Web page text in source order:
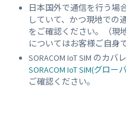
日本国外で通信を行う場
していて、かつ現地での
をご確認ください。（現
についてはお客様ご自身
SORACOM IoT SIM のカ
SORACOM IoT SIM(グロ
ご確認ください。